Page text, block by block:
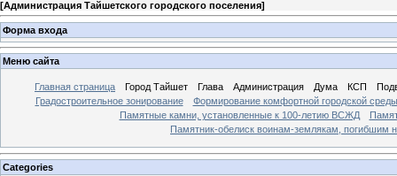
[Администрация Тайшетского городского поселения]
Форма входа
Меню сайта
Главная страница Город Тайшет Глава Администрация Дума КСП
Градостроительное зонирование
Формирование комфортной городской среды
Памятные камни, установленные к 100-летию ВСЖД
Памятник-обелиск воинам-землякам, погибшим
Categories